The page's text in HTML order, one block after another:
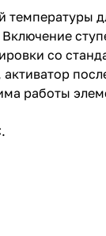
со
работы